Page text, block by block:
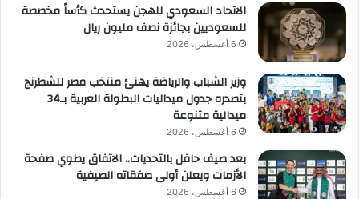
الاتحاد السعودي للهجن يستحدث كأساً مخصصة
للسعوديين بجائزة نصف مليون ريال
6 أغسطس، 2026
وزير الشباب والرياضة يهنئ منتخب مصر للشطرنج
بتصدره جدول ميداليات البطولة العربية بـ34
ميدالية متنوعة
6 أغسطس، 2026
بعد صيف حافل بالتحديات.. الاتفاق يطوي صفحة
الأزمات ويعلن أولى صفقاته الصيفية
6 أغسطس، 2026